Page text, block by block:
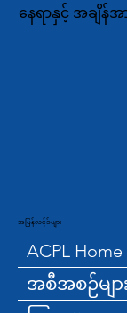
နေရာနှင့် အချိန်
အမြန်လင့်ခ်များ
ACPL Home
အစီအစဉ်မျာ